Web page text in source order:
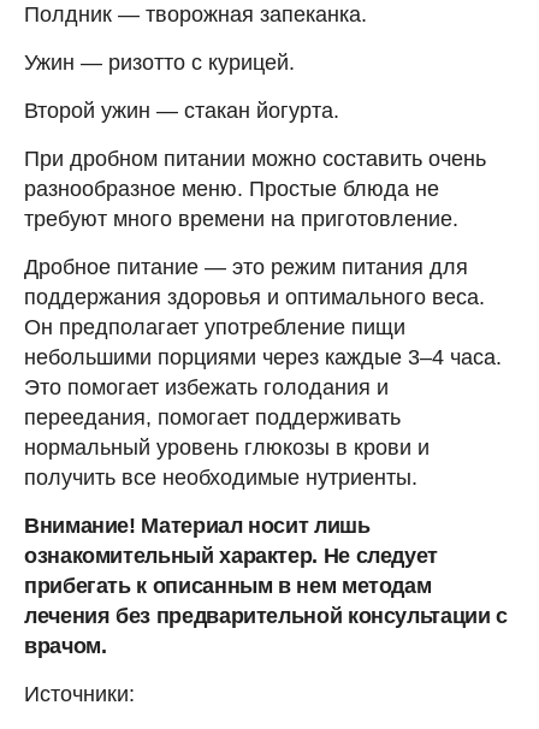
Полдник — творожная запеканка.
Ужин — ризотто с курицей.
Второй ужин — стакан йогурта.
При дробном питании можно составить очень
разнообразное меню. Простые блюда не
требуют много времени на приготовление.
Дробное питание — это режим питания для
поддержания здоровья и оптимального веса.
Он предполагает употребление пищи
небольшими порциями через каждые 3–4 часа.
Это помогает избежать голодания и
переедания, помогает поддерживать
нормальный уровень глюкозы в крови и
получить все необходимые нутриенты.
Внимание! Материал носит лишь
ознакомительный характер. Не следует
прибегать к описанным в нем методам
лечения без предварительной консультации с
врачом.
Источники: